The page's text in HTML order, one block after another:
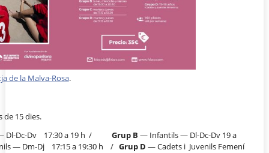
de la Malva-Rosa.
de 15 dies.
Dl-Dc-Dv 17:30 a 19 h /
Grup B — Infantils — Dl-Dc-Dv 19 a
— Dm-Dj 17:15 a 19:30 h / Grup D — Cadets i Juvenils Femení